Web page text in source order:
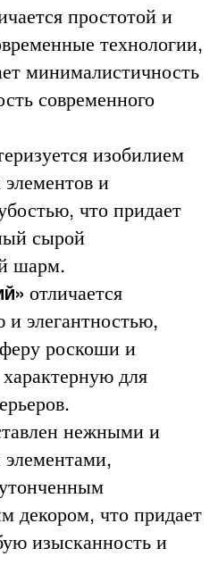
простотой и
технологии,
минималистичность
современного
изобилием
и
что придает
сырой
шарм.
отличается
элегантностью,
роскоши и
для
нежными и
декором, что придает
изысканность и